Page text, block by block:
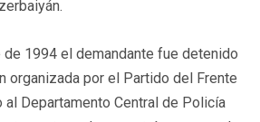
1994 el demandante fue detenido
organizada por el Partido del Frente
al Departamento Central de Policía